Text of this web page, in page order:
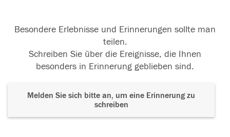
Besondere Erlebnisse und Erinnerungen sollte man
teilen.
Schreiben Sie über die Ereignisse, die Ihnen
besonders in Erinnerung geblieben sind.
Melden Sie sich bitte an, um eine Erinnerung zu
schreiben